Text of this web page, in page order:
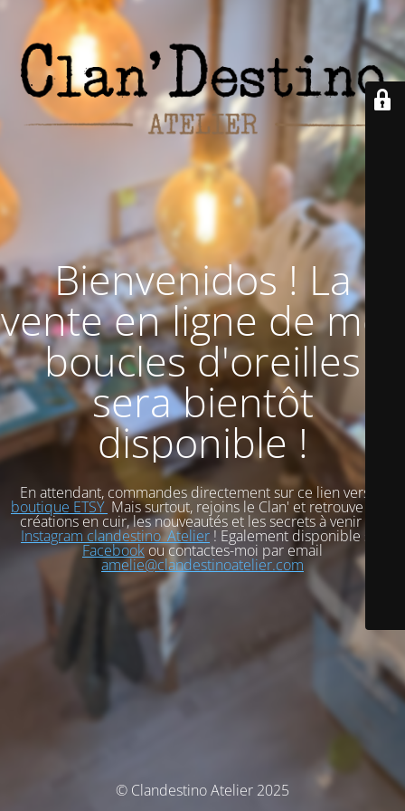
Bienvenidos ! La
vente en ligne de mes
boucles d'oreilles
sera bientôt
disponible !
En attendant, commandes directement sur ce lien vers
boutique ETSY Mais surtout, rejoins le Clan' et retrouve mes
créations en cuir, les nouveautés et les secrets à venir sur
Instagram clandestino_Atelier ! Egalement disponible sur
Facebook ou contactes-moi par email
amelie@clandestinoatelier.com
© Clandestino Atelier 2025